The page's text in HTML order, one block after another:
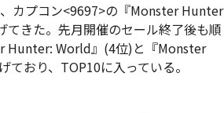
カプコン<9697>の『Monster Hunter
てきた。先月開催のセール終了後も順
Hunter: World』(4位)と『Monster
おり、TOP10に入っている。